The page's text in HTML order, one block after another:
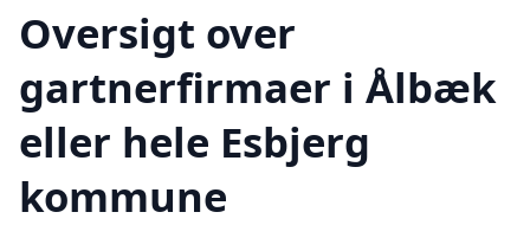
Oversigt over
gartnerfirmaer i Ålbæk
eller hele Esbjerg
kommune